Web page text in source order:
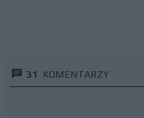
31 KOMENTARZY